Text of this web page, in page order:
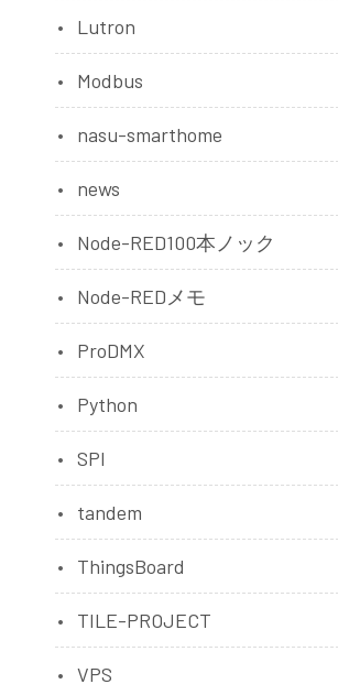
Lutron
Modbus
nasu-smarthome
news
Node-RED100本ノック
Node-REDメモ
ProDMX
Python
SPI
tandem
ThingsBoard
TILE-PROJECT
VPS